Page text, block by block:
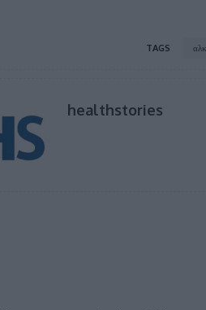
TAGS
healthstories